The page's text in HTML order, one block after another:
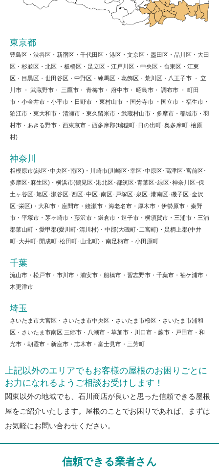
東京都
豊島区・渋谷区・新宿区・千代田区・港区・文京区・墨田区・品川区・大田
区・杉並区・北区 ・板橋区・足立区・江戸川区・中央区・台東区・江東
区・目黒区・世田谷区・中野区・練馬区・葛飾区・荒川区・八王子市 ・ 立
川市 ・ 武蔵野市・ 三鷹市・ 青梅市・ 府中市・ 昭島市・ 調布市 ・ 町田
市・小金井市・小平市・日野市 ・東村山市 ・国分寺市 ・国立市 ・福生市・
狛江市・東大和市・清瀬市・東久留米市・武蔵村山市・多摩市・稲城市・羽
村市・あきる野市・西東京市・西多摩郡(瑞穂町･日の出町･奥多摩町･檜原
村)
神奈川
相模原市(緑区･中央区･南区)・川崎市(川崎区･幸区･中原区･高津区･宮前区･
多摩区･麻生区)・横浜市(鶴見区･港北区･都筑区･青葉区･緑区･神奈川区･保
土ヶ谷区･旭区･瀬谷区･西区･中区･南区･戸塚区･泉区･港南区･磯子区･金沢
区･栄区)・大和市・座間市・綾瀬市・海老名市・厚木市・伊勢原市・秦野
市・平塚市・茅ヶ崎市・藤沢市・鎌倉市・逗子市・横須賀市・三浦市・三浦
郡葉山町・愛甲郡(愛川町･清川村)・中郡(大磯町･二宮町)・足柄上郡(中井
町･大井町･開成町･松田町･山北町)・南足柄市・小田原町
千葉
流山市・松戸市・市川市・浦安市・船橋市・習志野市・千葉市・袖ケ浦市・
木更津市
埼玉
さいたま市大宮区・さいたま市中央区・さいたま市桜区・さいたま市浦和
区・さいたま市南区 三郷市・八潮市・草加市・川口市・蕨市・戸田市・和
光市・朝霞市・新座市・志木市・富士見市・三芳町
上記以外のエリアでもお客様の屋根のお困りごとに
お力になれるようご相談お受けします！
関東以外の地域でも、石川商店が良いと思った信頼できる屋根
屋をご紹介いたします。屋根のことでお困りであれば、まずは
お気軽にお問い合わせください。
信頼できる業者さん